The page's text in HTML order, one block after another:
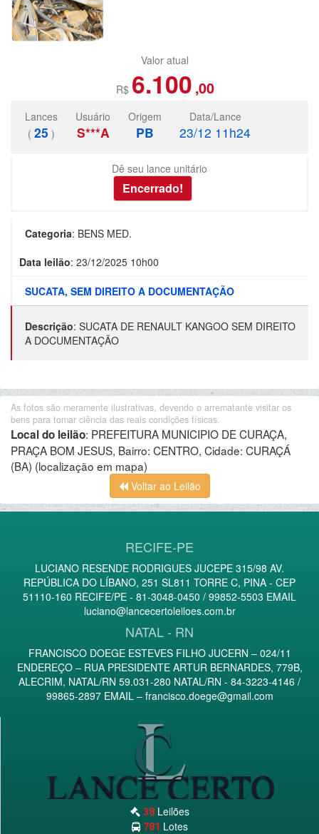
Valor atual
R$ 6.100 ,00
Lances
( 25 )
Usuário
S***A
Origem
PB
Data/Lance
23/12 11h24
Dê seu lance unitário
Categoria: BENS MED.
Data leilão: 23/12/2025 10h00
SUCATA, SEM DIREITO A DOCUMENTAÇÃO
Descrição: SUCATA DE RENAULT KANGOO SEM DIREITO
A DOCUMENTAÇÃO
As fotos são meramente ilustrativas, devendo o arrematante visitar os
bens para tomar ciência das reais condições físicas.
Local do leilão: PREFEITURA MUNICIPIO DE CURAÇA,
PRAÇA BOM JESUS, Bairro: CENTRO, Cidade: CURAÇÁ
(BA) (localização em mapa)
Voltar ao Leilão
RECIFE-PE
LUCIANO RESENDE RODRIGUES JUCEPE 315/98 AV.
REPÚBLICA DO LÍBANO, 251 SL811 TORRE C, PINA - CEP
51110-160 RECIFE/PE - 81-3048-0450 / 99852-5503 EMAIL
luciano@lancecertoleiloes.com.br
NATAL - RN
FRANCISCO DOEGE ESTEVES FILHO JUCERN – 024/11
ENDEREÇO – RUA PRESIDENTE ARTUR BERNARDES, 779B,
ALECRIM, NATAL/RN 59.031-280 NATAL/RN - 84-3223-4146 /
99865-2897 EMAIL – francisco.doege@gmail.com
38 Leilões
781 Lotes